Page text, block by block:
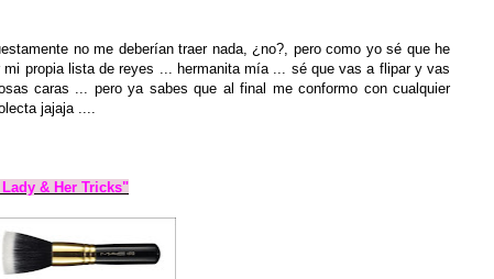
no me deberían traer nada, ¿no?, pero como yo sé que he
propia lista de reyes ... hermanita mía ... sé que vas a flipar y vas
caras ... pero ya sabes que al final me conformo con cualquier
jajaja ....
& Her Tricks"